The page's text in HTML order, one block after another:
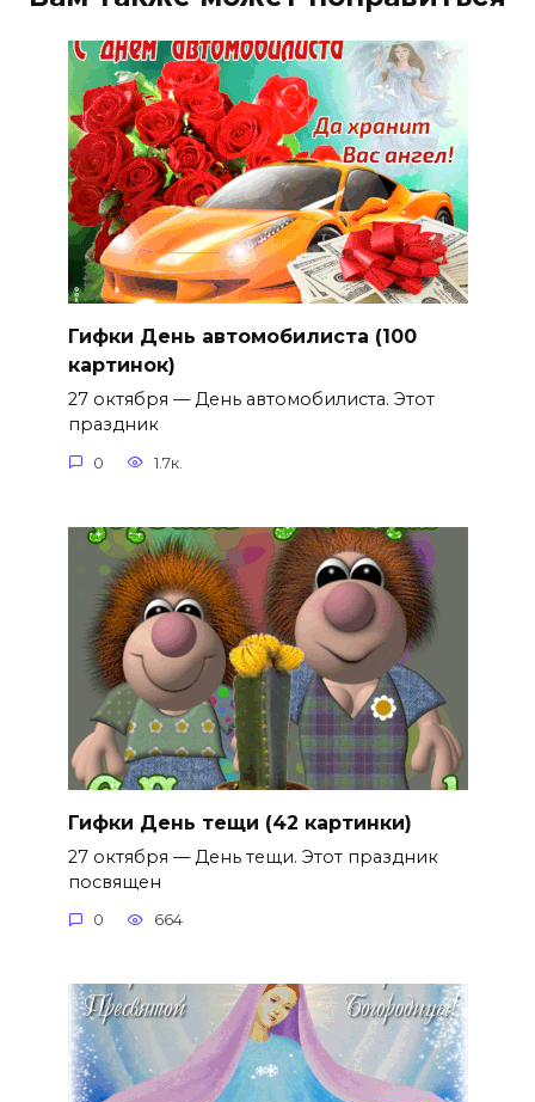
Гифки День автомобилиста (100
картинок)
27 октября — День автомобилиста. Этот
праздник
0 1.7к.
Гифки День тещи (42 картинки)
27 октября — День тещи. Этот праздник
посвящен
0 664